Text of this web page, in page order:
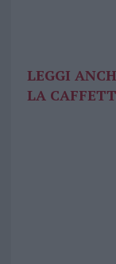
LEGGI
LA